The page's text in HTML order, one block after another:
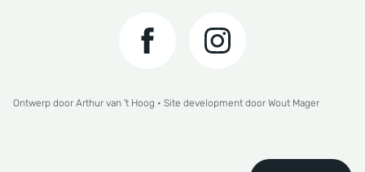
Ontwerp door Arthur van 't Hoog • Site development door Wout Mager